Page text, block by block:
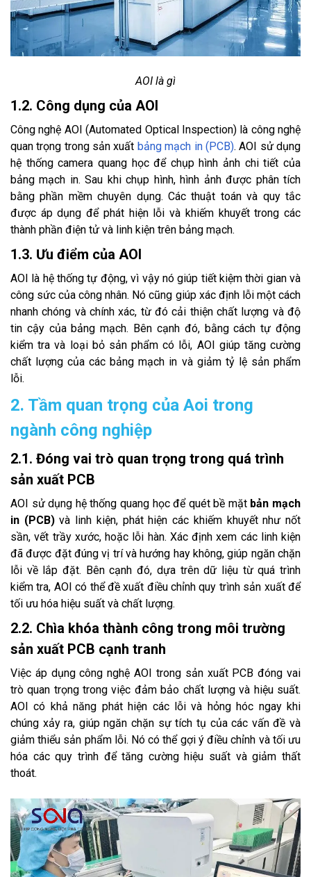
AOI là gì
1.2. Công dụng của AOI
Công nghệ AOI (Automated Optical Inspection) là công nghệ
quan trọng trong sản xuất bảng mạch in (PCB). AOI sử dụng
hệ thống camera quang học để chụp hình ảnh chi tiết của
bảng mạch in. Sau khi chụp hình, hình ảnh được phân tích
bằng phần mềm chuyên dụng. Các thuật toán và quy tắc
được áp dụng để phát hiện lỗi và khiếm khuyết trong các
thành phần điện tử và linh kiện trên bảng mạch.
1.3. Ưu điểm của AOI
AOI là hệ thống tự động, vì vậy nó giúp tiết kiệm thời gian và
công sức của công nhân. Nó cũng giúp xác định lỗi một cách
nhanh chóng và chính xác, từ đó cải thiện chất lượng và độ
tin cậy của bảng mạch. Bên cạnh đó, bằng cách tự động
kiểm tra và loại bỏ sản phẩm có lỗi, AOI giúp tăng cường
chất lượng của các bảng mạch in và giảm tỷ lệ sản phẩm
lỗi.
2. Tầm quan trọng của Aoi trong
ngành công nghiệp
2.1. Đóng vai trò quan trọng trong quá trình
sản xuất PCB
AOI sử dụng hệ thống quang học để quét bề mặt bản mạch
in (PCB)và linh kiện, phát hiện các khiếm khuyết như nốt
sần, vết trầy xước, hoặc lỗi hàn. Xác định xem các linh kiện
đã được đặt đúng vị trí và hướng hay không, giúp ngăn chặn
lỗi về lắp đặt. Bên cạnh đó, dựa trên dữ liệu từ quá trình
kiểm tra, AOI có thể đề xuất điều chỉnh quy trình sản xuất để
tối ưu hóa hiệu suất và chất lượng.
2.2. Chìa khóa thành công trong môi trường
sản xuất PCB cạnh tranh
Việc áp dụng công nghệ AOI trong sản xuất PCB đóng vai
trò quan trọng trong việc đảm bảo chất lượng và hiệu suất.
AOI có khả năng phát hiện các lỗi và hỏng hóc ngay khi
chúng xảy ra, giúp ngăn chặn sự tích tụ của các vấn đề và
giảm thiểu sản phẩm lỗi. Nó có thể gợi ý điều chỉnh và tối ưu
hóa các quy trình để tăng cường hiệu suất và giảm thất
thoát.